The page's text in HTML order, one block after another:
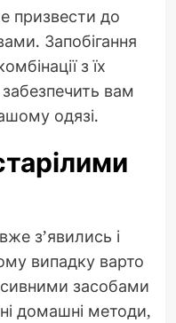
призвести до
Запобігання
з їх
вам
одязі.
з’явились і
випадку варто
засобами
домашні методи,